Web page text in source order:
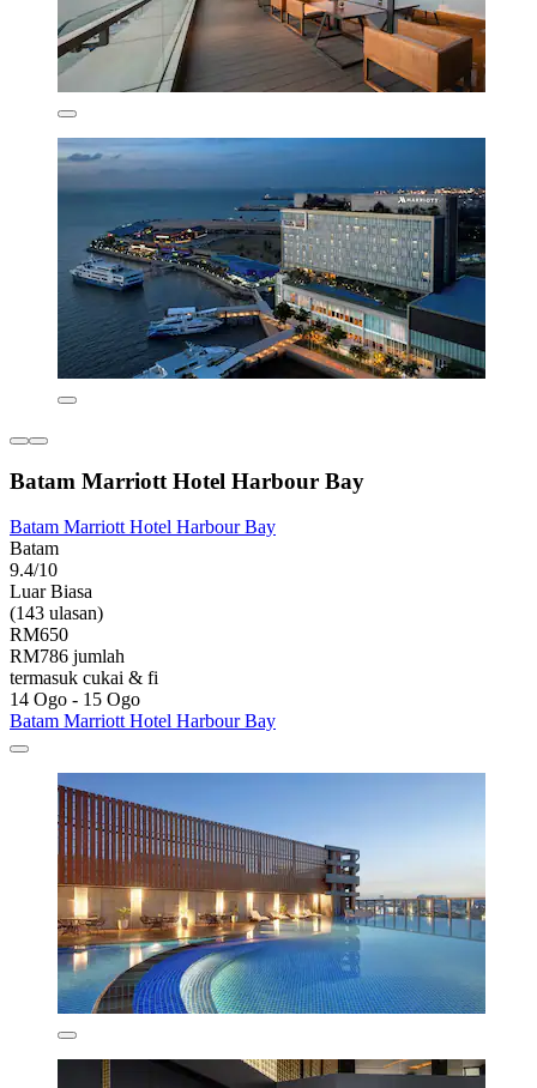
Batam Marriott Hotel Harbour Bay
Batam Marriott Hotel Harbour Bay
Batam
9.4/10
Luar Biasa
(143 ulasan)
RM650
RM786 jumlah
termasuk cukai & fi
14 Ogo - 15 Ogo
Batam Marriott Hotel Harbour Bay